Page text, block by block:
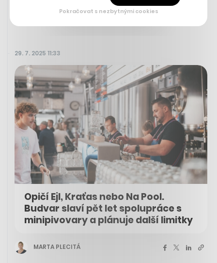
29. 7. 2025 11:33
Opičí Ejl, Kraťas nebo Na Pool.
Budvar slaví pět let spolupráce s
minipivovary a plánuje další limitky
MARTA PLECITÁ
Pokračovat s nezbytnými cookies